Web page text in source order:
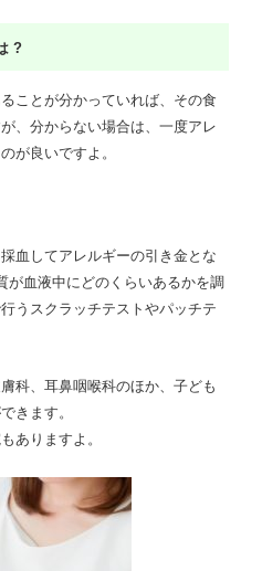
?
ことが分かっていれば、その食
、分からない場合は、一度アレ
が良いですよ。
血してアレルギーの引き金とな
が血液中にどのくらいあるかを調
うスクラッチテストやパッチテ
科、耳鼻咽喉科のほか、子ども
きます。
ありますよ。